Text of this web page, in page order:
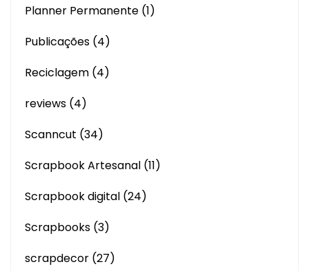
Planner Permanente (1)
Publicações (4)
Reciclagem (4)
reviews (4)
Scanncut (34)
Scrapbook Artesanal (11)
Scrapbook digital (24)
Scrapbooks (3)
scrapdecor (27)